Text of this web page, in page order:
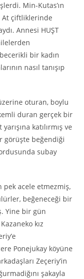
Min-Kutas’ın
At çiftliklerinde
Annesi HUŞT
becerikli bir kadın
nasıl tanışıp
oturan, boylu
duran gerçek bir
katılırmış ve
görüşte beğendiği
ordusunda subay
pek acele etmezmiş,
beğeneceği bir
Yine bir gün
kız
Ponejukay köyüne
Zeçeriy’in
şakayla